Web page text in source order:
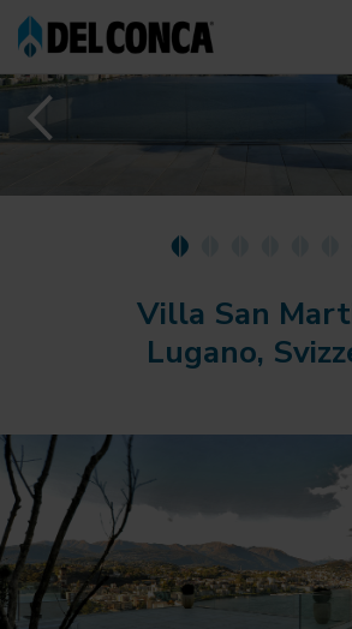
Villa San
Lugano,